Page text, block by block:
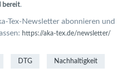
bereit.
Tex-Newsletter abonnieren und
https://aka-tex.de/newsletter/
DTG Nachhaltigkeit